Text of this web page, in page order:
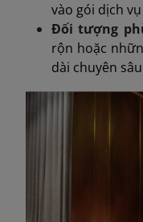
vào gói dịch vụ
Đối tượng
rộn hoặc
dài chuyên sâu